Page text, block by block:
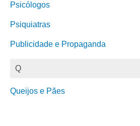
Psicólogos
Psiquiatras
Publicidade e Propaganda
Q
Queijos e Pães